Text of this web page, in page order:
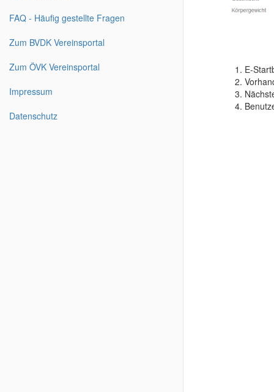
E-
FAQ - Häufig gestellte Fragen
Zum BVDK Vereinsportal
Zum ÖVK Vereinsportal
Impressum
Datenschutz